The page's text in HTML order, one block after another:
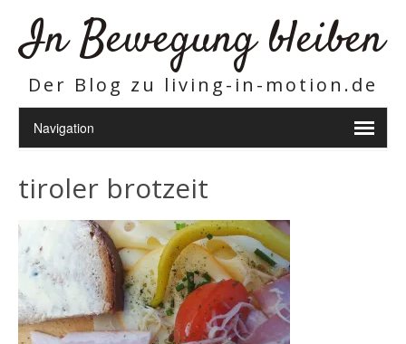
In Bewegung bleiben
Der Blog zu living-in-motion.de
tiroler brotzeit